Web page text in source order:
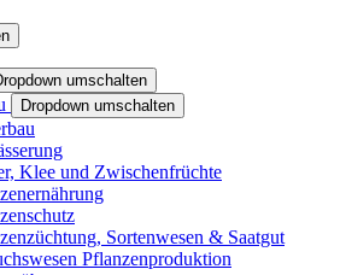
umschalten
Dropdown umschalten
Klee und Zwischenfrüchte
Sortenwesen & Saatgut
Pflanzenproduktion